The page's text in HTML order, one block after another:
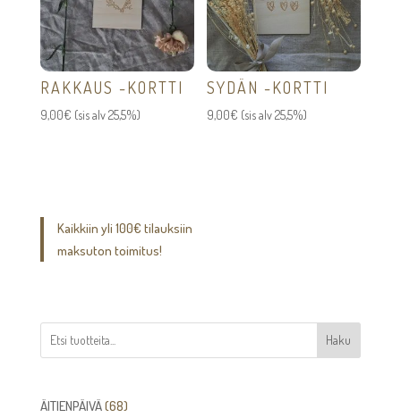
RAKKAUS -KORTTI
9,00€ (sis alv 25,5%)
SYDÄN -KORTTI
9,00€ (sis alv 25,5%)
Kaikkiin yli 100€ tilauksiin
maksuton toimitus!
Haku
ÄITIENPÄIVÄ 6868